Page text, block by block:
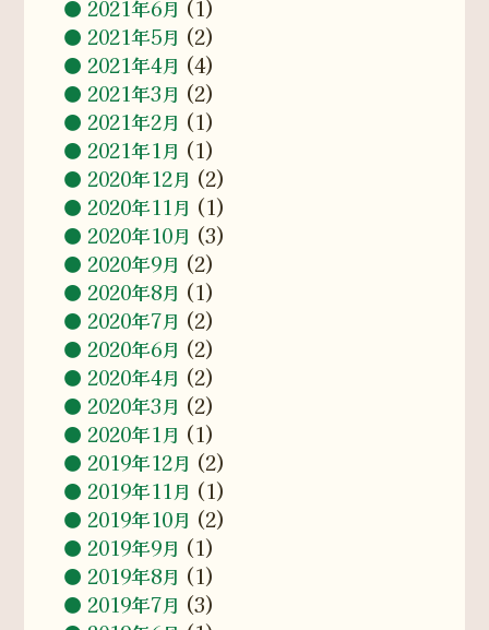
2021年6月 (1)
2021年5月 (2)
2021年4月 (4)
2021年3月 (2)
2021年2月 (1)
2021年1月 (1)
2020年12月 (2)
2020年11月 (1)
2020年10月 (3)
2020年9月 (2)
2020年8月 (1)
2020年7月 (2)
2020年6月 (2)
2020年4月 (2)
2020年3月 (2)
2020年1月 (1)
2019年12月 (2)
2019年11月 (1)
2019年10月 (2)
2019年9月 (1)
2019年8月 (1)
2019年7月 (3)